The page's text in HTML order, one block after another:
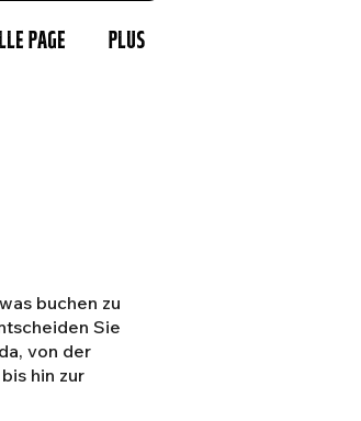
page Plus
buchen zu
Sie
von der
hin zur